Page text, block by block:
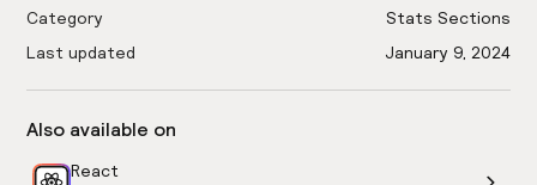
Category
Stats Sections
Last updated
January 9, 2024
Also available on
React